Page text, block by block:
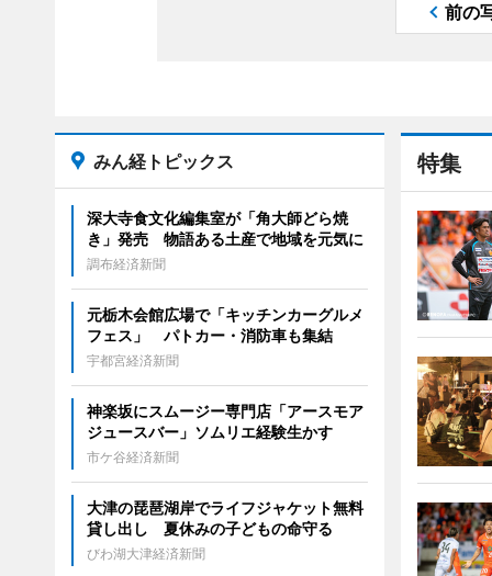
前の
特集
みん経トピックス
深大寺食文化編集室が「角大師どら焼
き」発売 物語ある土産で地域を元気に
調布経済新聞
元栃木会館広場で「キッチンカーグルメ
フェス」 パトカー・消防車も集結
宇都宮経済新聞
神楽坂にスムージー専門店「アースモア
ジュースバー」ソムリエ経験生かす
市ケ谷経済新聞
大津の琵琶湖岸でライフジャケット無料
貸し出し 夏休みの子どもの命守る
びわ湖大津経済新聞